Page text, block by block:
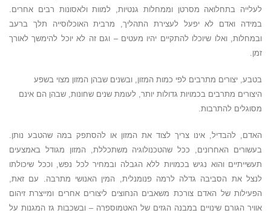
לעלייה בתחלואה מסרטן וממחלות גנטיות, למוות ולאסונות רבים אחרים.
במידה ואדם לא יפעל לעצירת התהליך, מרבית האוכלוסייה תלך ברעב
ובמחלות, ואלו שיוכלו להתקיים יהיו מעטים – וגם זה לא יוכל להימשך לאורך
זמן.
בטבע, יצורים מתרבים לפי כמות המזון, ובשנים שבהן המזון מצוי בשפע
היצורים מתרבים בכמויות גדולות יותר, לעומת שנים שחונות, שבהן הם אינם
מסוגלים להתרבות.
האדם, להבדיל, אינו צריך לצוד את המזון או להסתפק במה שהטבע נותן.
בעשורים האחרונים, ככל שהטכנולוגיה משתכללת, המזון מגודל באמצעים
תעשייתיים והוא נגיש בכמויות ללא הגבלה ובמחיר לכל נפש, וככל שיכולתו
לנצל את הסביבה גדלה לרמה פנומנלית, המין האנושי מתרבה. עם זאת,
הפעילות של האדם צורכת משאבים הנחוצים ליצורים אחרים ומייצרת זיהום
אוויר הגורם שינויים במבנה הגזים של האטמוספרה – ובשכבות גז המגנות על